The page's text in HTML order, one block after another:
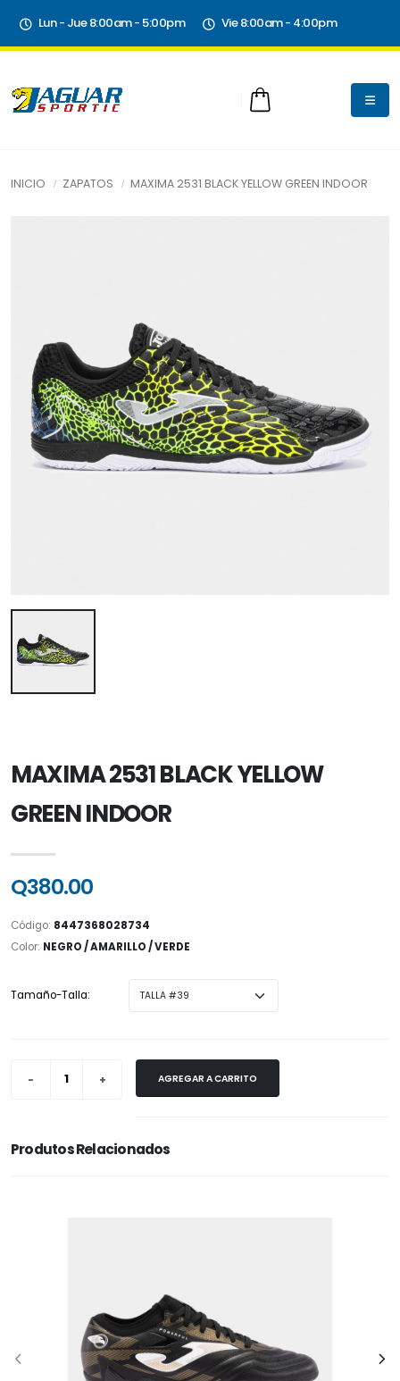
Lun - Jue 8:00am - 5:00pm Vie 8:00am - 4:00pm
INICIO ZAPATOS MAXIMA 2531 BLACK YELLOW GREEN INDOOR
MAXIMA 2531 BLACK YELLOW
GREEN INDOOR
Q380.00
Código: 8447368028734
Color: NEGRO / AMARILLO / VERDE
Tamaño-Talla:
AGREGAR A CARRITO
Produtos Relacionados